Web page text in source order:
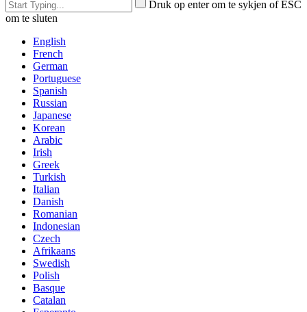
Druk op enter om te sykjen of ESC
om te sluten
English
French
German
Portuguese
Spanish
Russian
Japanese
Korean
Arabic
Irish
Greek
Turkish
Italian
Danish
Romanian
Indonesian
Czech
Afrikaans
Swedish
Polish
Basque
Catalan